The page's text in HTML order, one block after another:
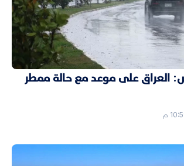
العراق على موعد مع حالة ممطر